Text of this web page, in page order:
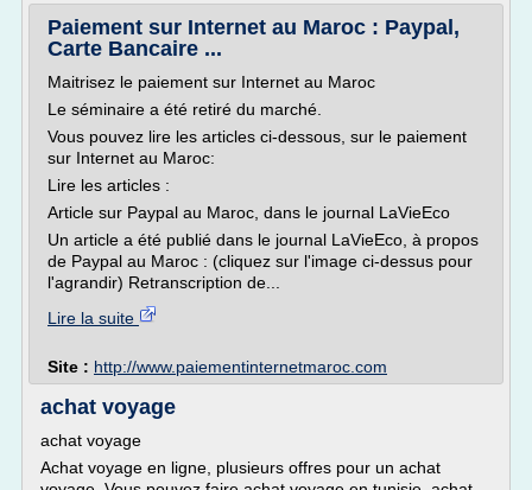
Paiement sur Internet au Maroc : Paypal,
Carte Bancaire ...
Maitrisez le paiement sur Internet au Maroc
Le séminaire a été retiré du marché.
Vous pouvez lire les articles ci-dessous, sur le paiement
sur Internet au Maroc:
Lire les articles :
Article sur Paypal au Maroc, dans le journal LaVieEco
Un article a été publié dans le journal LaVieEco, à propos
de Paypal au Maroc : (cliquez sur l'image ci-dessus pour
l'agrandir) Retranscription de...
Lire la suite
Site : http://www.paiementinternetmaroc.com
achat voyage
achat voyage
Achat voyage en ligne, plusieurs offres pour un achat